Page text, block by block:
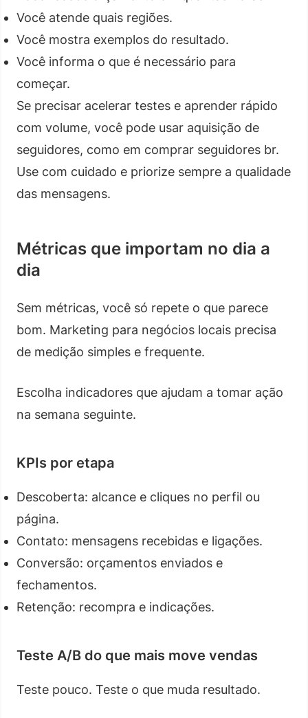
Você atende quais regiões.
Você mostra exemplos do resultado.
Você informa o que é necessário para
começar.
Se precisar acelerar testes e aprender rápido
com volume, você pode usar aquisição de
seguidores, como em comprar seguidores br.
Use com cuidado e priorize sempre a qualidade
das mensagens.
Métricas que importam no dia a
dia
Sem métricas, você só repete o que parece
bom. Marketing para negócios locais precisa
de medição simples e frequente.
Escolha indicadores que ajudam a tomar ação
na semana seguinte.
KPIs por etapa
Descoberta: alcance e cliques no perfil ou
página.
Contato: mensagens recebidas e ligações.
Conversão: orçamentos enviados e
fechamentos.
Retenção: recompra e indicações.
Teste A/B do que mais move vendas
Teste pouco. Teste o que muda resultado.